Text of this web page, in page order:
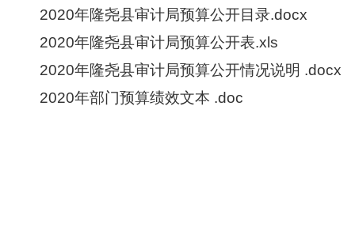
2020年隆尧县审计局预算公开目录.docx
2020年隆尧县审计局预算公开表.xls
2020年隆尧县审计局预算公开情况说明 .docx
2020年部门预算绩效文本 .doc